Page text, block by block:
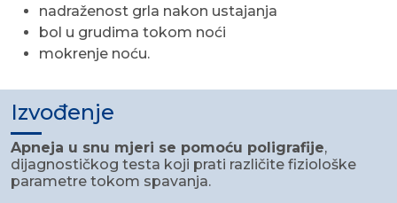
nadraženost grla nakon ustajanja
bol u grudima tokom noći
mokrenje noću.
Izvođenje
Apneja u snu mjeri se pomoću poligrafije,
dijagnostičkog testa koji prati različite fiziološke
parametre tokom spavanja.